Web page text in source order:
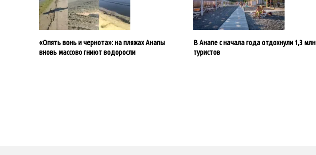
«Опять вонь и чернота»: на пляжах Анапы
вновь массово гниют водоросли
В Анапе с начала года отдохнули 1,3 млн
туристов